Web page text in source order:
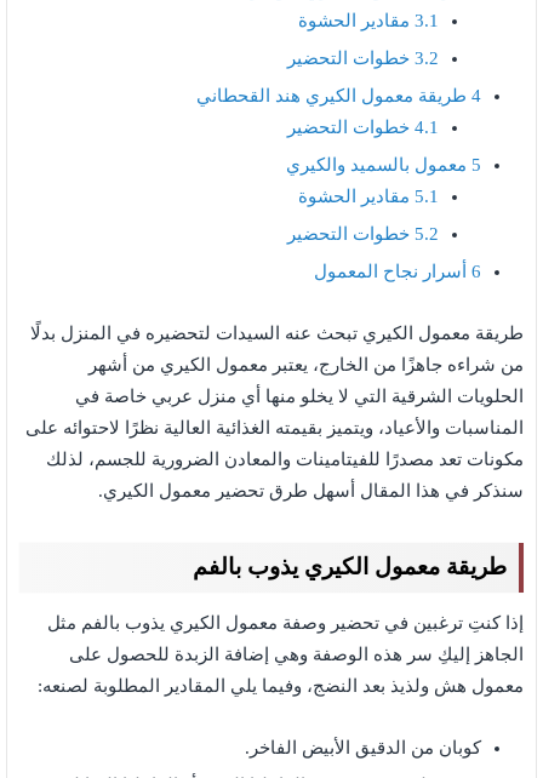
3.1 مقادير الحشوة
3.2 خطوات التحضير
4 طريقة معمول الكيري هند القحطاني
4.1 خطوات التحضير
5 معمول بالسميد والكيري
5.1 مقادير الحشوة
5.2 خطوات التحضير
6 أسرار نجاح المعمول
طريقة معمول الكيري تبحث عنه السيدات لتحضيره في المنزل بدلًا
من شراءه جاهزًا من الخارج، يعتبر معمول الكيري من أشهر
الحلويات الشرقية التي لا يخلو منها أي منزل عربي خاصة في
المناسبات والأعياد، ويتميز بقيمته الغذائية العالية نظرًا لاحتوائه على
مكونات تعد مصدرًا للفيتامينات والمعادن الضرورية للجسم، لذلك
سنذكر في هذا المقال أسهل طرق تحضير معمول الكيري.
طريقة معمول الكيري يذوب بالفم
إذا كنتِ ترغبين في تحضير وصفة معمول الكيري يذوب بالفم مثل
الجاهز إليكِ سر هذه الوصفة وهي إضافة الزبدة للحصول على
معمول هش ولذيذ بعد النضج، وفيما يلي المقادير المطلوبة لصنعه:
كوبان من الدقيق الأبيض الفاخر.